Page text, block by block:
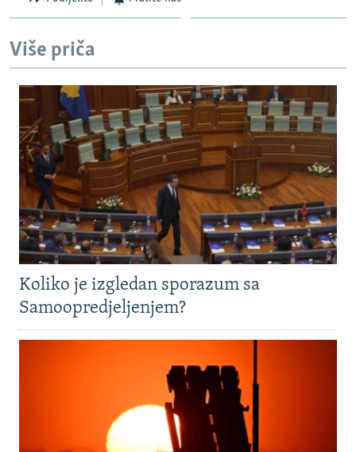
NASTANAK I RASPAD JUGOSLAVIJE
Više priča
Koliko je izgledan sporazum sa
Samoopredjeljenjem?